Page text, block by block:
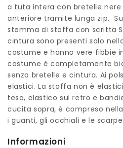
a tuta intera con bretelle
anteriore tramite lunga zip.
stemma di stoffa con scritta
cintura sono presenti solo
costume e hanno vere fibbie
costume è completamente
senza bretelle e cintura. Ai
elastici. La stoffa non è
tesa, elastico sul retro e
cucita sopra, è compreso
i guanti, gli occhiali e le scarpe.
Informazioni